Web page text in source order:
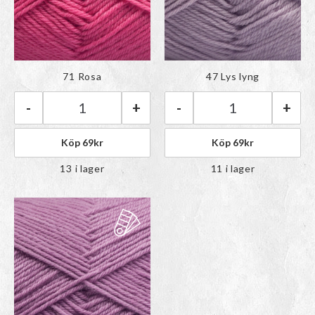
Färgen har lagts till i
paletten
Rauma Babygarn | 71 Rosa mängd
- +
71 Rosa
Köp 69kr
13 i lager
Färgen har lagts till i
paletten
Rauma
- +
47 Lys lyng
Köp 69kr
11 i lager